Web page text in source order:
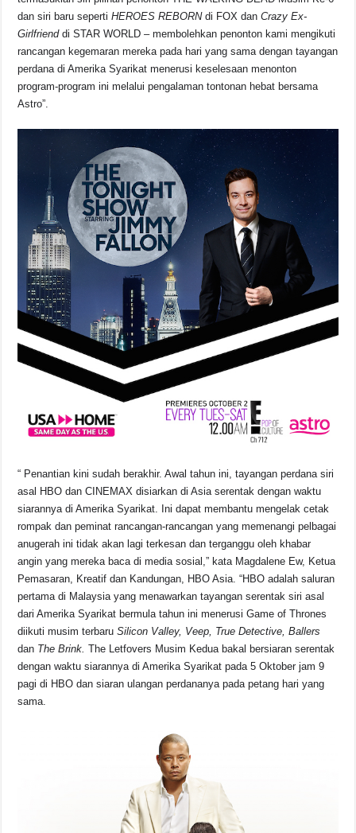
dan siri baru sepertiHEROES REBORNdi FOX danCrazy Ex-
Girlfrienddi STAR WORLD – membolehkan penonton kami mengikuti
rancangan kegemaran mereka pada hari yang sama dengan tayangan
perdana di Amerika Syarikat menerusi keselesaan menonton
program-program ini melalui pengalaman tontonan hebat bersama
Astro”.
“ Penantian kini sudah berakhir. Awal tahun ini, tayangan perdana siri
asal HBO dan CINEMAX disiarkan di Asia serentak dengan waktu
siarannya di Amerika Syarikat. Ini dapat membantu mengelak cetak
rompak dan peminat rancangan-rancangan yang memenangi pelbagai
anugerah ini tidak akan lagi terkesan dan terganggu oleh khabar
angin yang mereka baca di media sosial,” kata Magdalene Ew, Ketua
Pemasaran, Kreatif dan Kandungan, HBO Asia. “HBO adalah saluran
pertama di Malaysia yang menawarkan tayangan serentak siri asal
dari Amerika Syarikat bermula tahun ini menerusi Game of Thrones
diikuti musim terbaruSilicon Valley, Veep, True Detective, Ballers
dan The Brink. The Letfovers Musim Kedua bakal bersiaran serentak
dengan waktu siarannya di Amerika Syarikat pada 5 Oktober jam 9
pagi di HBO dan siaran ulangan perdananya pada petang hari yang
sama.